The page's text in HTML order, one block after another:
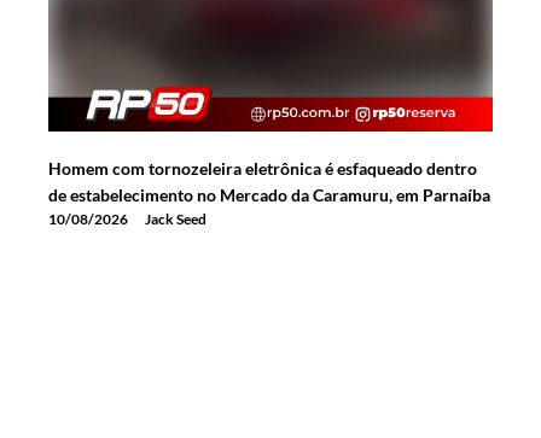
Homem com tornozeleira eletrônica é esfaqueado dentro
de estabelecimento no Mercado da Caramuru, em Parnaíba
10/08/2026 Jack Seed